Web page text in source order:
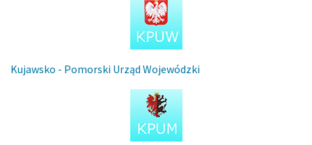
Kujawsko - Pomorski Urząd Wojewódzki